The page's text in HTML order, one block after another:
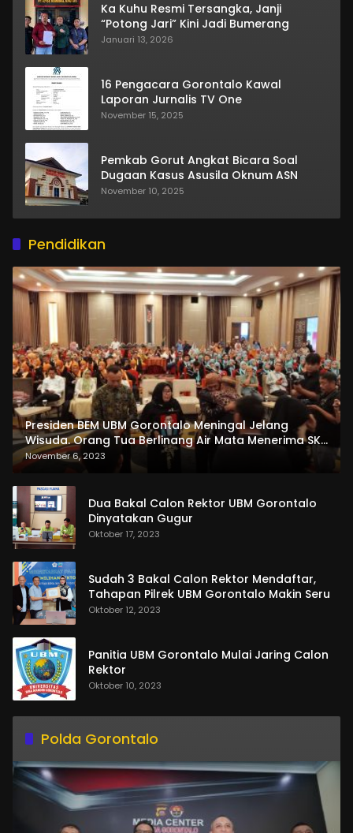
Ka Kuhu Resmi Tersangka, Janji
“Potong Jari” Kini Jadi Bumerang
Januari 13, 2026
16 Pengacara Gorontalo Kawal
Laporan Jurnalis TV One
November 15, 2025
Pemkab Gorut Angkat Bicara Soal
Dugaan Kasus Asusila Oknum ASN
November 10, 2025
Pendidikan
Presiden BEM UBM Gorontalo Meningal Jelang
Wisuda. Orang Tua Berlinang Air Mata Menerima SKL
dan Pemasangan Salempang
November 6, 2023
Dua Bakal Calon Rektor UBM Gorontalo
Dinyatakan Gugur
Oktober 17, 2023
Sudah 3 Bakal Calon Rektor Mendaftar,
Tahapan Pilrek UBM Gorontalo Makin Seru
Oktober 12, 2023
Panitia UBM Gorontalo Mulai Jaring Calon
Rektor
Oktober 10, 2023
Polda Gorontalo